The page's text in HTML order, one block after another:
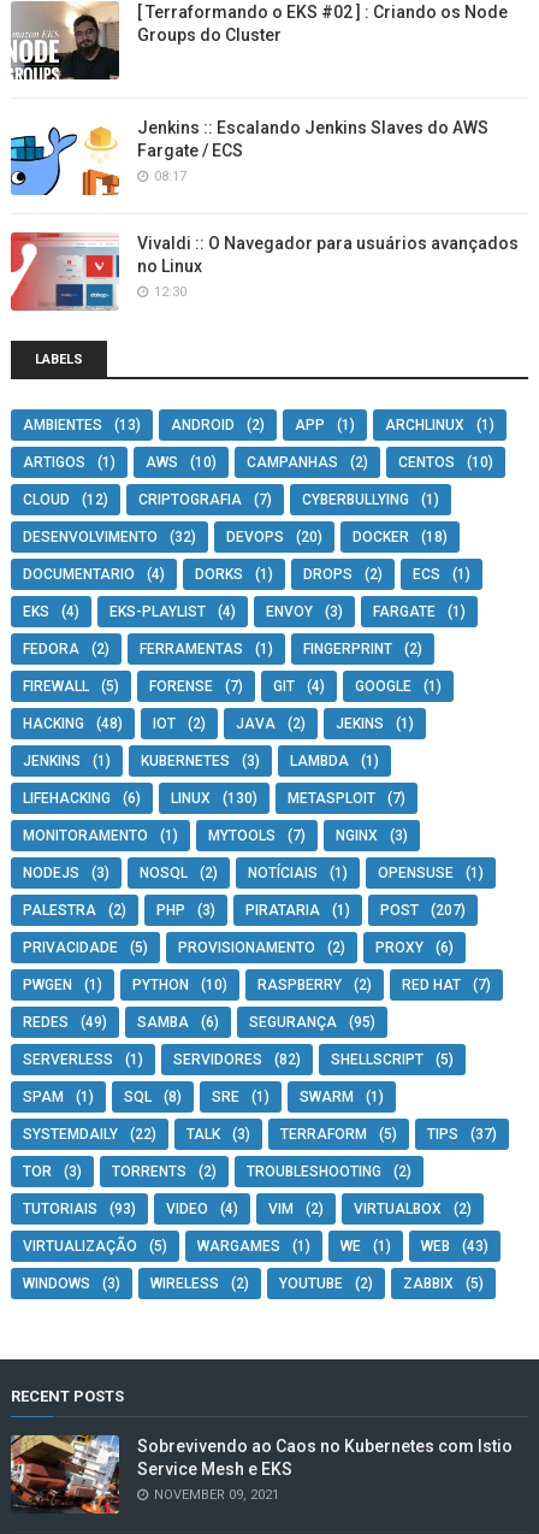
[ Terraformando o EKS #02 ] : Criando os Node
Groups do Cluster
Jenkins :: Escalando Jenkins Slaves do AWS
Fargate / ECS
08:17
Vivaldi :: O Navegador para usuários avançados
no Linux
12:30
LABELS
AMBIENTES (13) ANDROID (2) APP (1) ARCHLINUX (1)
ARTIGOS (1) AWS (10) CAMPANHAS (2) CENTOS (10)
CLOUD (12) CRIPTOGRAFIA (7) CYBERBULLYING (1)
DESENVOLVIMENTO (32) DEVOPS (20) DOCKER (18)
DOCUMENTARIO (4) DORKS (1) DROPS (2) ECS (1)
EKS (4) EKS-PLAYLIST (4) ENVOY (3) FARGATE (1)
FEDORA (2) FERRAMENTAS (1) FINGERPRINT (2)
FIREWALL (5) FORENSE (7) GIT (4) GOOGLE (1)
HACKING (48) IOT (2) JAVA (2) JEKINS (1)
JENKINS (1) KUBERNETES (3) LAMBDA (1)
LIFEHACKING (6) LINUX (130) METASPLOIT (7)
MONITORAMENTO (1) MYTOOLS (7) NGINX (3)
NODEJS (3) NOSQL (2) NOTÍCIAIS (1) OPENSUSE (1)
PALESTRA (2) PHP (3) PIRATARIA (1) POST (207)
PRIVACIDADE (5) PROVISIONAMENTO (2) PROXY (6)
PWGEN (1) PYTHON (10) RASPBERRY (2) RED HAT (7)
REDES (49) SAMBA (6) SEGURANÇA (95)
SERVERLESS (1) SERVIDORES (82) SHELLSCRIPT (5)
SPAM (1) SQL (8) SRE (1) SWARM (1)
SYSTEMDAILY (22) TALK (3) TERRAFORM (5) TIPS (37)
TOR (3) TORRENTS (2) TROUBLESHOOTING (2)
TUTORIAIS (93) VIDEO (4) VIM (2) VIRTUALBOX (2)
VIRTUALIZAÇÃO (5) WARGAMES (1) WE (1) WEB (43)
WINDOWS (3) WIRELESS (2) YOUTUBE (2) ZABBIX (5)
RECENT POSTS
Sobrevivendo ao Caos no Kubernetes com Istio
Service Mesh e EKS
NOVEMBER 09, 2021